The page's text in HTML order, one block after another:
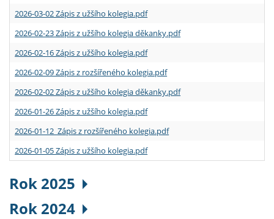
2026-03-02 Zápis z užšího kolegia.pdf
2026-02-23 Zápis z užšího kolegia děkanky.pdf
2026-02-16 Zápis z užšího kolegia.pdf
2026-02-09 Zápis z rozšířeného kolegia.pdf
2026-02-02 Zápis z užšího kolegia děkanky.pdf
2026-01-26 Zápis z užšího kolegia.pdf
2026-01-12 Zápis z rozšířeného kolegia.pdf
2026-01-05 Zápis z užšího kolegia.pdf
Rok 2025
Rok 2024